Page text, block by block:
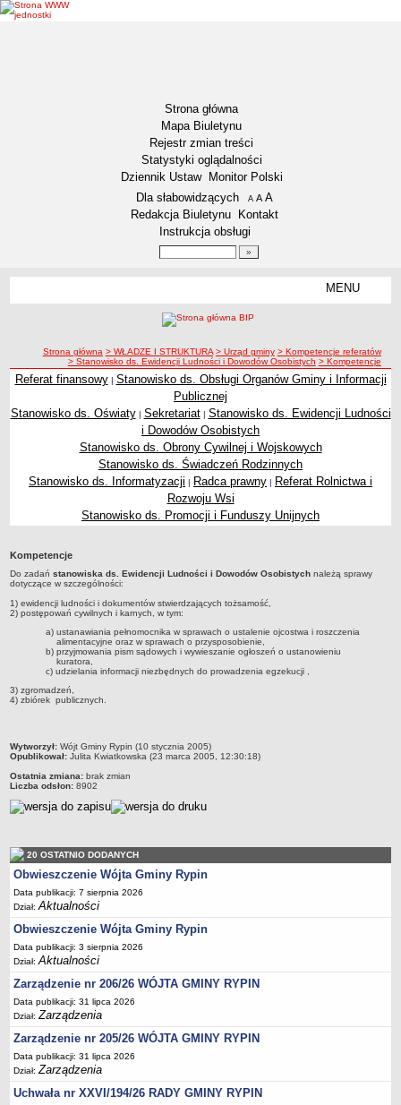
Strona główna
Mapa Biuletynu
Rejestr zmian treści
Statystyki oglądalności
Dziennik Ustaw
Monitor Polski
Menu dodatkowe
Dla słabowidzących A pomniejsz czcionkę
A standardowy rozmiar czcionki
A
Redakcja Biuletynu
Kontakt
Instrukcja obsługi
MENU
Status gminy
Lokalizacja
Dane statystyczne
Zadania publiczne
Związki i stowarzyszenia
Realizacja zadań publicznych
Rejestr zbiorów danych osobowych
RODO Klauzule informacyjne
AKTUALNOŚCI I OGŁOSZENIA
URZĄD GMINY
Dane teleadresowe
Tabela informacyjna
Czas pracy urzędu
Nr konta bankowego, NIP, REGON
Kompetencje referatów
Regulamin organizacyjny
Regulamin naboru na wolne stanowiska urzędnicze
Lista kandydatów spełniających wymagania formalne w naborach na
wolne stanowiska urzędnicze
Wyniki naboru na wolne stanowiska urzędnicze
Petycje
Sygnaliści
Galeria
Raporty o stanie dostępności
Wnioski
WŁADZE I STRUKTURA
Struktura organizacyjna
Rada gminy
Wójt
ścieżka nawigacji
Strona główna > WŁADZE I STRUKTURA > Urząd gminy > Kompetencje referatów
> Stanowisko ds. Ewidencji Ludności i Dowodów Osobistych > Kompetencje
Referat finansowy| Stanowisko ds. Obsługi Organów Gminy i Informacji
Publicznej
Stanowisko ds. Oświaty| Sekretariat| Stanowisko ds. Ewidencji Ludności
i Dowodów Osobistych
Stanowisko ds. Obrony Cywilnej i Wojskowych
Stanowisko ds. Świadczeń Rodzinnych
Stanowisko ds. Informatyzacji | Radca prawny | Referat Rolnictwa i
Rozwoju Wsi
Stanowisko ds. Promocji i Funduszy Unijnych
Kompetencje
Do zadaństanowiska ds. Ewidencji Ludności i Dowodów Osobistych należą sprawy
dotyczące w szczególności:
1) ewidencji ludności i dokumentów stwierdzających tożsamość,
2) postępowań cywilnych i karnych, w tym:
a) ustanawiania pełnomocnika w sprawach o ustalenie ojcostwa i roszczenia
alimentacyjne oraz w sprawach o przysposobienie,
b) przyjmowania pism sądowych i wywieszanie ogłoszeń o ustanowieniu
kuratora,
c) udzielania informacji niezbędnych do prowadzenia egzekucji ,
3) zgromadzeń,
4) zbiórek publicznych.
metryczka
Wytworzył: Wójt Gminy Rypin (10 stycznia 2005)
Opublikował: Julita Kwiatkowska (23 marca 2005, 12:30:18)
Ostatnia zmiana: brak zmian
Liczba odsłon: 8902
20 OSTATNIO DODANYCH
Obwieszczenie Wójta Gminy Rypin
Data publikacji: 7 sierpnia 2026
Dział:Aktualności
Obwieszczenie Wójta Gminy Rypin
Data publikacji: 3 sierpnia 2026
Dział:Aktualności
Zarządzenie nr 206/26 WÓJTA GMINY RYPIN
Data publikacji: 31 lipca 2026
Dział:Zarządzenia
Zarządzenie nr 205/26 WÓJTA GMINY RYPIN
Data publikacji: 31 lipca 2026
Dział:Zarządzenia
Uchwała nr XXVI/194/26 RADY GMINY RYPIN